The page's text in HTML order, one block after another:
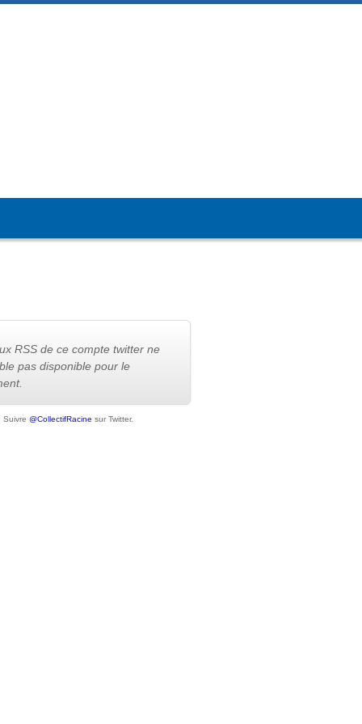
RSS de ce compte twitter ne
pas disponible pour le
Suivre @CollectifRacine sur Twitter.